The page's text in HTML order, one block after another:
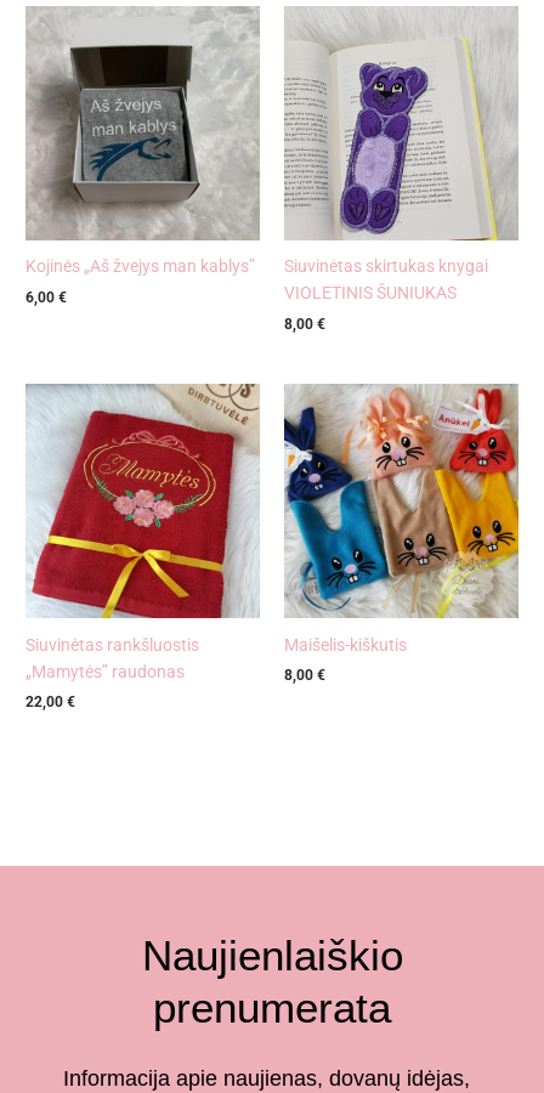
Kojinės „Aš žvejys man kablys”
6,00€
Siuvinėtas skirtukas knygai
VIOLETINIS ŠUNIUKAS
8,00 €
Siuvinėtas rankšluostis
„Mamytės” raudonas
22,00€
Maišelis-kiškutis
8,00 €
Naujienlaiškio
prenumerata
Informacija apie naujienas, dovanų idėjas,